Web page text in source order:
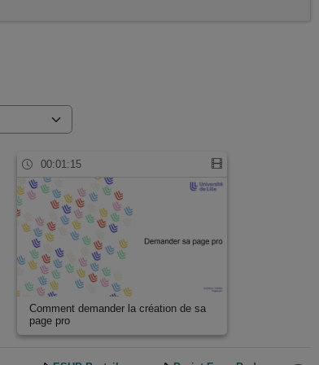
00:01:15
Comment demander la création de sa
page pro